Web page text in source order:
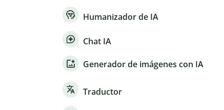
Humanizador de IA
Chat IA
Generador de imágenes con IA
Traductor